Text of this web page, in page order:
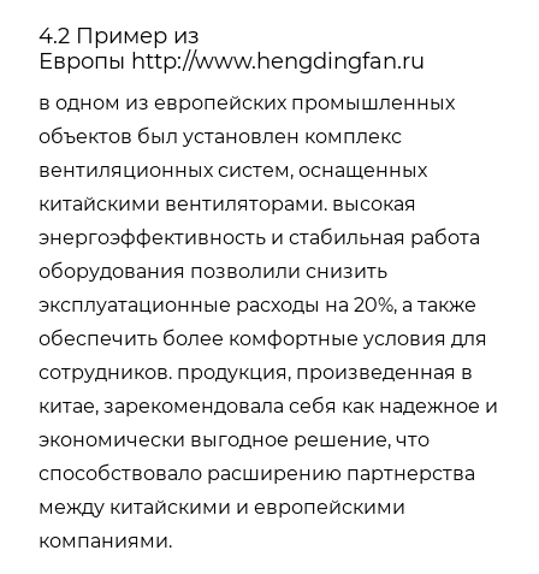
4.2 Пример из
Европы http://www.hengdingfan.ru
в одном из европейских промышленных
объектов был установлен комплекс
вентиляционных систем, оснащенных
китайскими вентиляторами. высокая
энергоэффективность и стабильная работа
оборудования позволили снизить
эксплуатационные расходы на 20%, а также
обеспечить более комфортные условия для
сотрудников. продукция, произведенная в
китае, зарекомендовала себя как надежное и
экономически выгодное решение, что
способствовало расширению партнерства
между китайскими и европейскими
компаниями.